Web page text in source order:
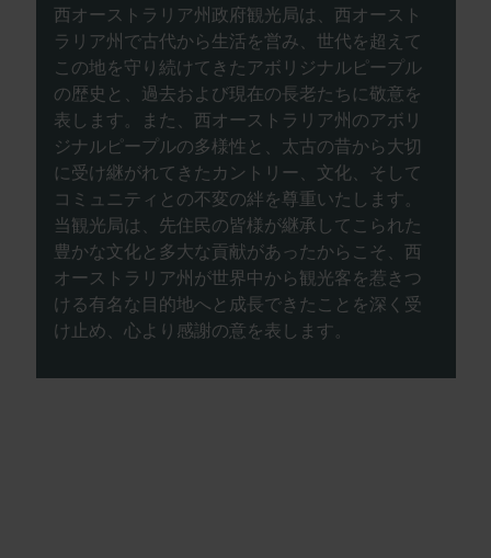
西オーストラリア州政府観光局は、西オースト
ラリア州で古代から生活を営み、世代を超えて
この地を守り続けてきたアボリジナルピープル
の歴史と、過去および現在の長老たちに敬意を
表します。また、西オーストラリア州のアボリ
ジナルピープルの多様性と、太古の昔から大切
に受け継がれてきたカントリー、文化、そして
コミュニティとの不変の絆を尊重いたします。
当観光局は、先住民の皆様が継承してこられた
豊かな文化と多大な貢献があったからこそ、西
オーストラリア州が世界中から観光客を惹きつ
ける有名な目的地へと成長できたことを深く受
け止め、心より感謝の意を表します。